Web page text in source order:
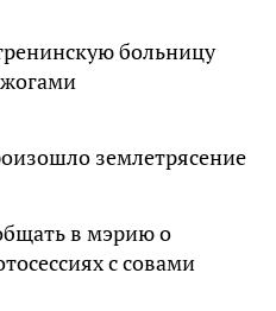
больницу
землетрясение
в мэрию о
с совами